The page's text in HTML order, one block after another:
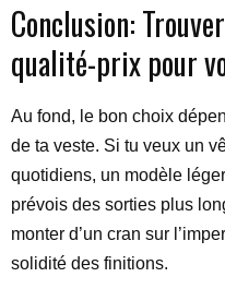
Conclusion:
qualité-prix pour
Au fond, le bon choix
de ta veste. Si tu veux un
quotidiens, un modèle
prévois des sorties plus
monter d’un cran sur
solidité des finitions.